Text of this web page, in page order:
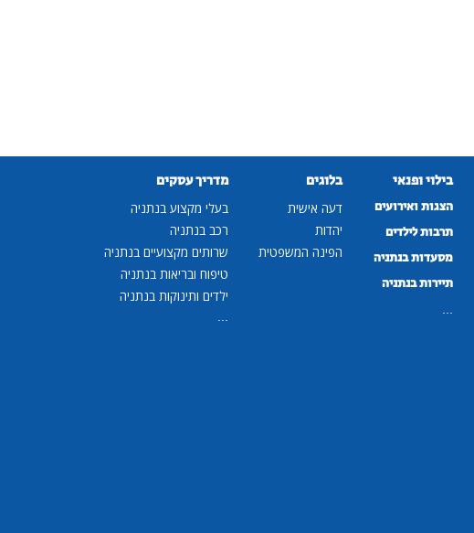
בילוי ופנאי
הצגות ואירועים
תרבות לילדים
מסעדות בנתניה
תיירות בנתניה
...
בלוגים
דעה אישית
יהדות
הפינה המשפטית
מדריך עסקים
בעלי מקצוע בנתניה
רכב בנתניה
שרותים מקצועיים בנתניה
טיפוח ובריאות בנתניה
ילדים ותינוקות בנתניה
...